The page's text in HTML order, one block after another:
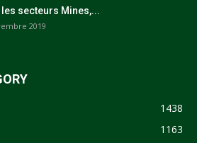
secteurs Mines,...
2019
1438
1163